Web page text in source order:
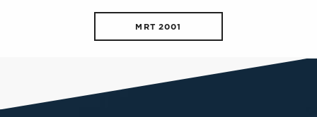
MRT 2001